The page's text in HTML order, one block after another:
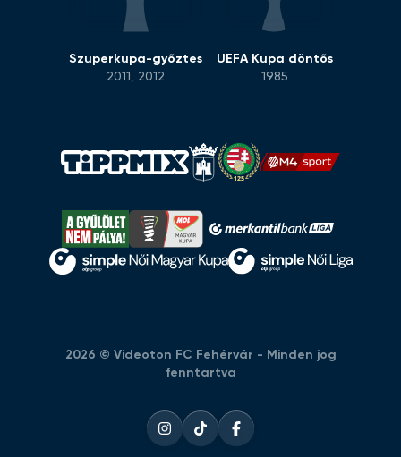
Szuperkupa-győztes
2011, 2012
UEFA Kupa döntős
1985
2026 © Videoton FC Fehérvár - Minden jog
fenntartva